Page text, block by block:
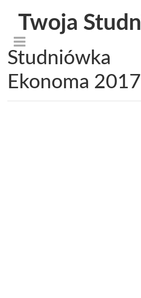
Twoja
Studniówka
Ekonoma 2017